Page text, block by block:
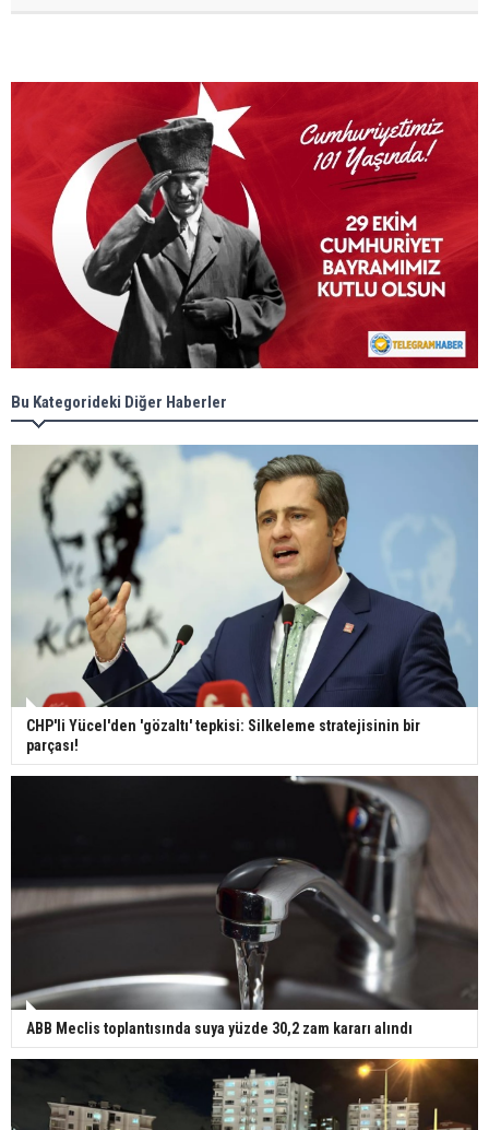
Bu Kategorideki Diğer Haberler
CHP'li Yücel'den 'gözaltı' tepkisi: Silkeleme stratejisinin bir
parçası!
ABB Meclis toplantısında suya yüzde 30,2 zam kararı alındı